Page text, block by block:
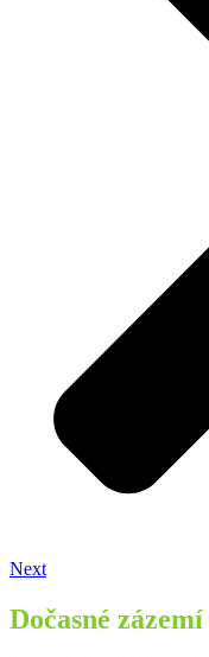
Next
Dočasné zázemí